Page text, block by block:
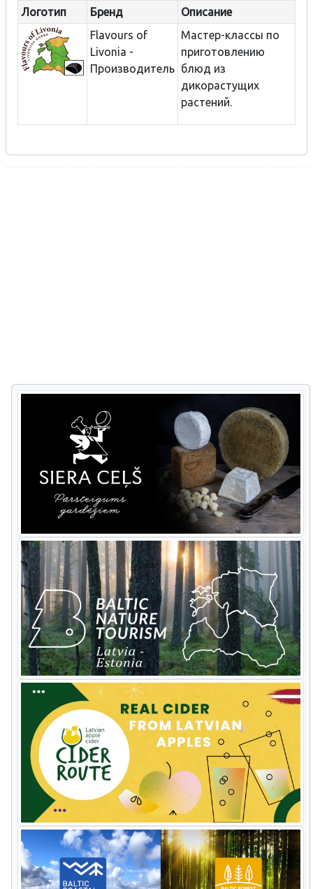
Логотип Бренд
Описание
Flavours of
Livonia -
Производитель
Мастер-классы по
приготовлению
блюд из
дикорастущих
растений.